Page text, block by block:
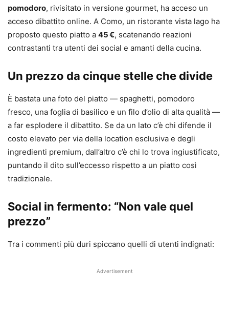
pomodoro, rivisitato in versione gourmet, ha acceso un
acceso dibattito online. A Como, un ristorante vista lago ha
proposto questo piatto a 45 €, scatenando reazioni
contrastanti tra utenti dei social e amanti della cucina.
Un prezzo da cinque stelle che divide
È bastata una foto del piatto — spaghetti, pomodoro
fresco, una foglia di basilico e un filo d’olio di alta qualità —
a far esplodere il dibattito. Se da un lato c’è chi difende il
costo elevato per via della location esclusiva e degli
ingredienti premium, dall’altro c’è chi lo trova ingiustificato,
puntando il dito sull’eccesso rispetto a un piatto così
tradizionale.
Social in fermento: “Non vale quel
prezzo”
Tra i commenti più duri spiccano quelli di utenti indignati:
Advertisement